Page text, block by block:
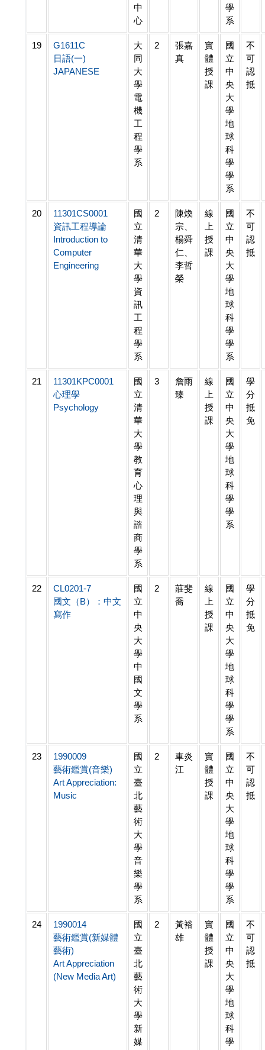
中
心
學
系
19
G1611C
日語(一)
JAPANESE
大
同
大
學
電
機
工
程
學
系
2
張嘉
真
實
體
授
課
國
立
中
央
大
學
地
球
科
學
學
系
不
可
認
抵
20
11301CS0001
資訊工程導論
Introduction to
Computer
Engineering
國
立
清
華
大
學
資
訊
工
程
學
系
2
陳煥
宗、
楊舜
仁、
李哲
榮
線
上
授
課
國
立
中
央
大
學
地
球
科
學
學
系
不
可
認
抵
21
11301KPC0001
心理學
Psychology
國
立
清
華
大
學
教
育
心
理
與
諮
商
學
系
3
詹雨
臻
線
上
授
課
國
立
中
央
大
學
地
球
科
學
學
系
學
分
抵
免
22
CL0201-7
國文（B）：中文
寫作
國
立
中
央
大
學
中
國
文
學
系
2
莊斐
喬
線
上
授
課
國
立
中
央
大
學
地
球
科
學
學
系
學
分
抵
免
23
1990009
藝術鑑賞(音樂)
Art Appreciation:
Music
國
立
臺
北
藝
術
大
學
音
樂
學
系
2
車炎
江
實
體
授
課
國
立
中
央
大
學
地
球
科
學
學
系
不
可
認
抵
24
1990014
藝術鑑賞(新媒體
藝術)
Art Appreciation
(New Media Art)
國
立
臺
北
藝
術
大
學
新
媒
2
黃裕
雄
實
體
授
課
國
立
中
央
大
學
地
球
科
學
不
可
認
抵